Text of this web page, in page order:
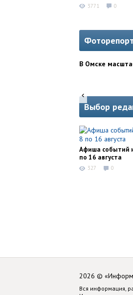
3771 0
В Омске
Выбор
Афиша событий
по 16 августа
327 0
2026 ©
Вся информация,